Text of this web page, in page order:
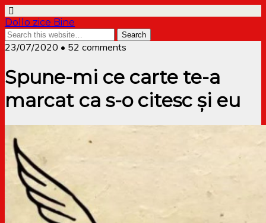
Dollo zice Bine
23/07/2020 • 52 comments
Spune-mi ce carte te-a
marcat ca s-o citesc și eu